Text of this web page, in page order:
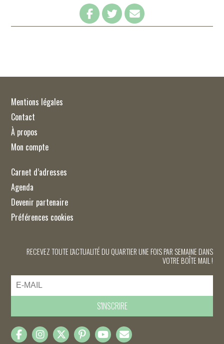
Mentions légales
Contact
À propos
Mon compte
Carnet d’adresses
Agenda
Devenir partenaire
Préférences cookies
RECEVEZ TOUTE L'ACTUALITÉ DU QUARTIER UNE FOIS PAR SEMAINE DANS
VOTRE BOÎTE MAIL !